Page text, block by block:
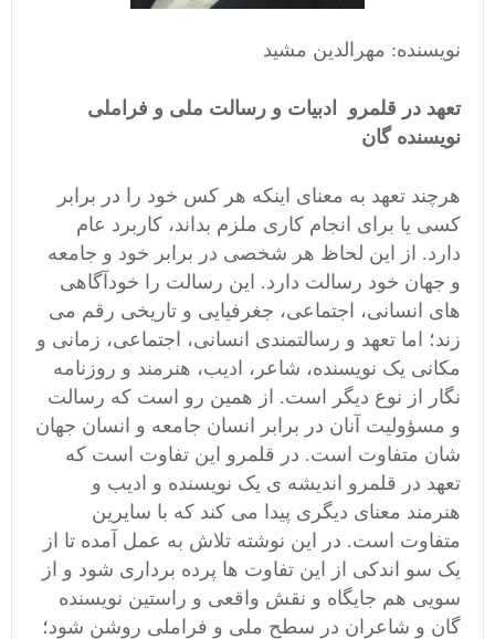
نویسنده: مهرالدین مشید
تعهد در قلمرو ادبیات و رسالت ملی و فراملی
نویسنده گان
هرچند تعهد به معنای اینکه هر کس خود را در برابر
کسی یا برای انجام کاری ملزم بداند، کاربرد عام
دارد. از این لحاظ هر شخصی در برابر خود و جامعه
و جهان خود رسالت دارد. این رسالت را خودآگاهی
های انسانی، اجتماعی، جغرفیایی و تاریخی رقم می
زند؛ اما تعهد و رسالتمندی انسانی، اجتماعی، زمانی و
مکانی یک نویسنده، شاعر، ادیب، هنرمند و روزنامه
نگار از نوع دیگر است. از همین رو است که رسالت
و مسؤوليت آنان در برابر انسان جامعه و انسان جهان
شان متفاوت است. در قلمرو این تفاوت است که
تعهد در قلمرو اندیشه ی یک نویسنده و ادیب و
هنرمند معنای دیگری پیدا می کند که با سایرین
متفاوت است. در این نوشته تلاش به عمل آمده تا از
یک سو اندکی از این تفاوت ها پرده برداری شود و از
سویی هم جایگاه و نقش واقعی و راستین نویسنده
گان و شاعران در سطح ملی و فراملی روشن شود؛